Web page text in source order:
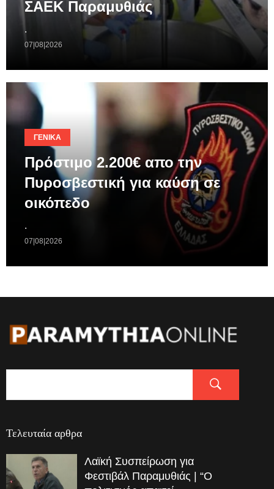
ΣΑΕΚ Παραμυθιάς
.
07|08|2026
ΓΕΝΙΚΆ
Πρόστιμο 2.200€ απο την
Πυροσβεστική για καύση σε
οικόπεδο
.
07|08|2026
Τελευταία αρθρα
Λαϊκή Συσπείρωση για
Φεστιβάλ Παραμυθιάς | “Ο